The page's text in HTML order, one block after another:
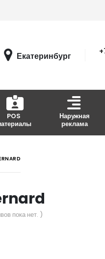
Екатеринбург
POS
Наружная
реклама
пока нет. )